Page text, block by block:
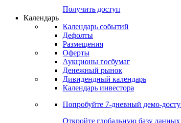
Попробуйте7-дневный
Откройте глобальную базу данных
Получить доступ
Календарь
Календарь событий
Дефолты
Размещения
Оферты
Аукционы госбумаг
Денежный рынок
Дивидендный календарь
Календарь инвестора